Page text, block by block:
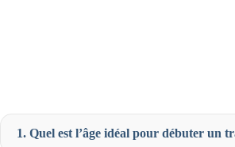
1. Quel est l’âge idéal pour débuter un